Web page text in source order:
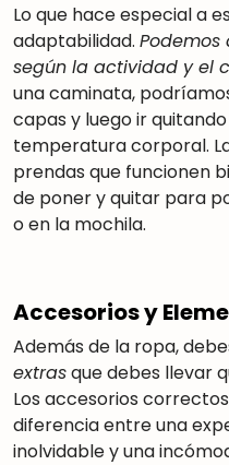
Lo que hace especial a
adaptabilidad.
según la actividad y el
una caminata,
capas y luego ir
temperatura corporal.
prendas que funcionen
de poner y quitar para
o en la mochila.
Accesorios y
Además de la ropa,
extrasque debes llevar
Los accesorios
diferencia entre una
inolvidable y una